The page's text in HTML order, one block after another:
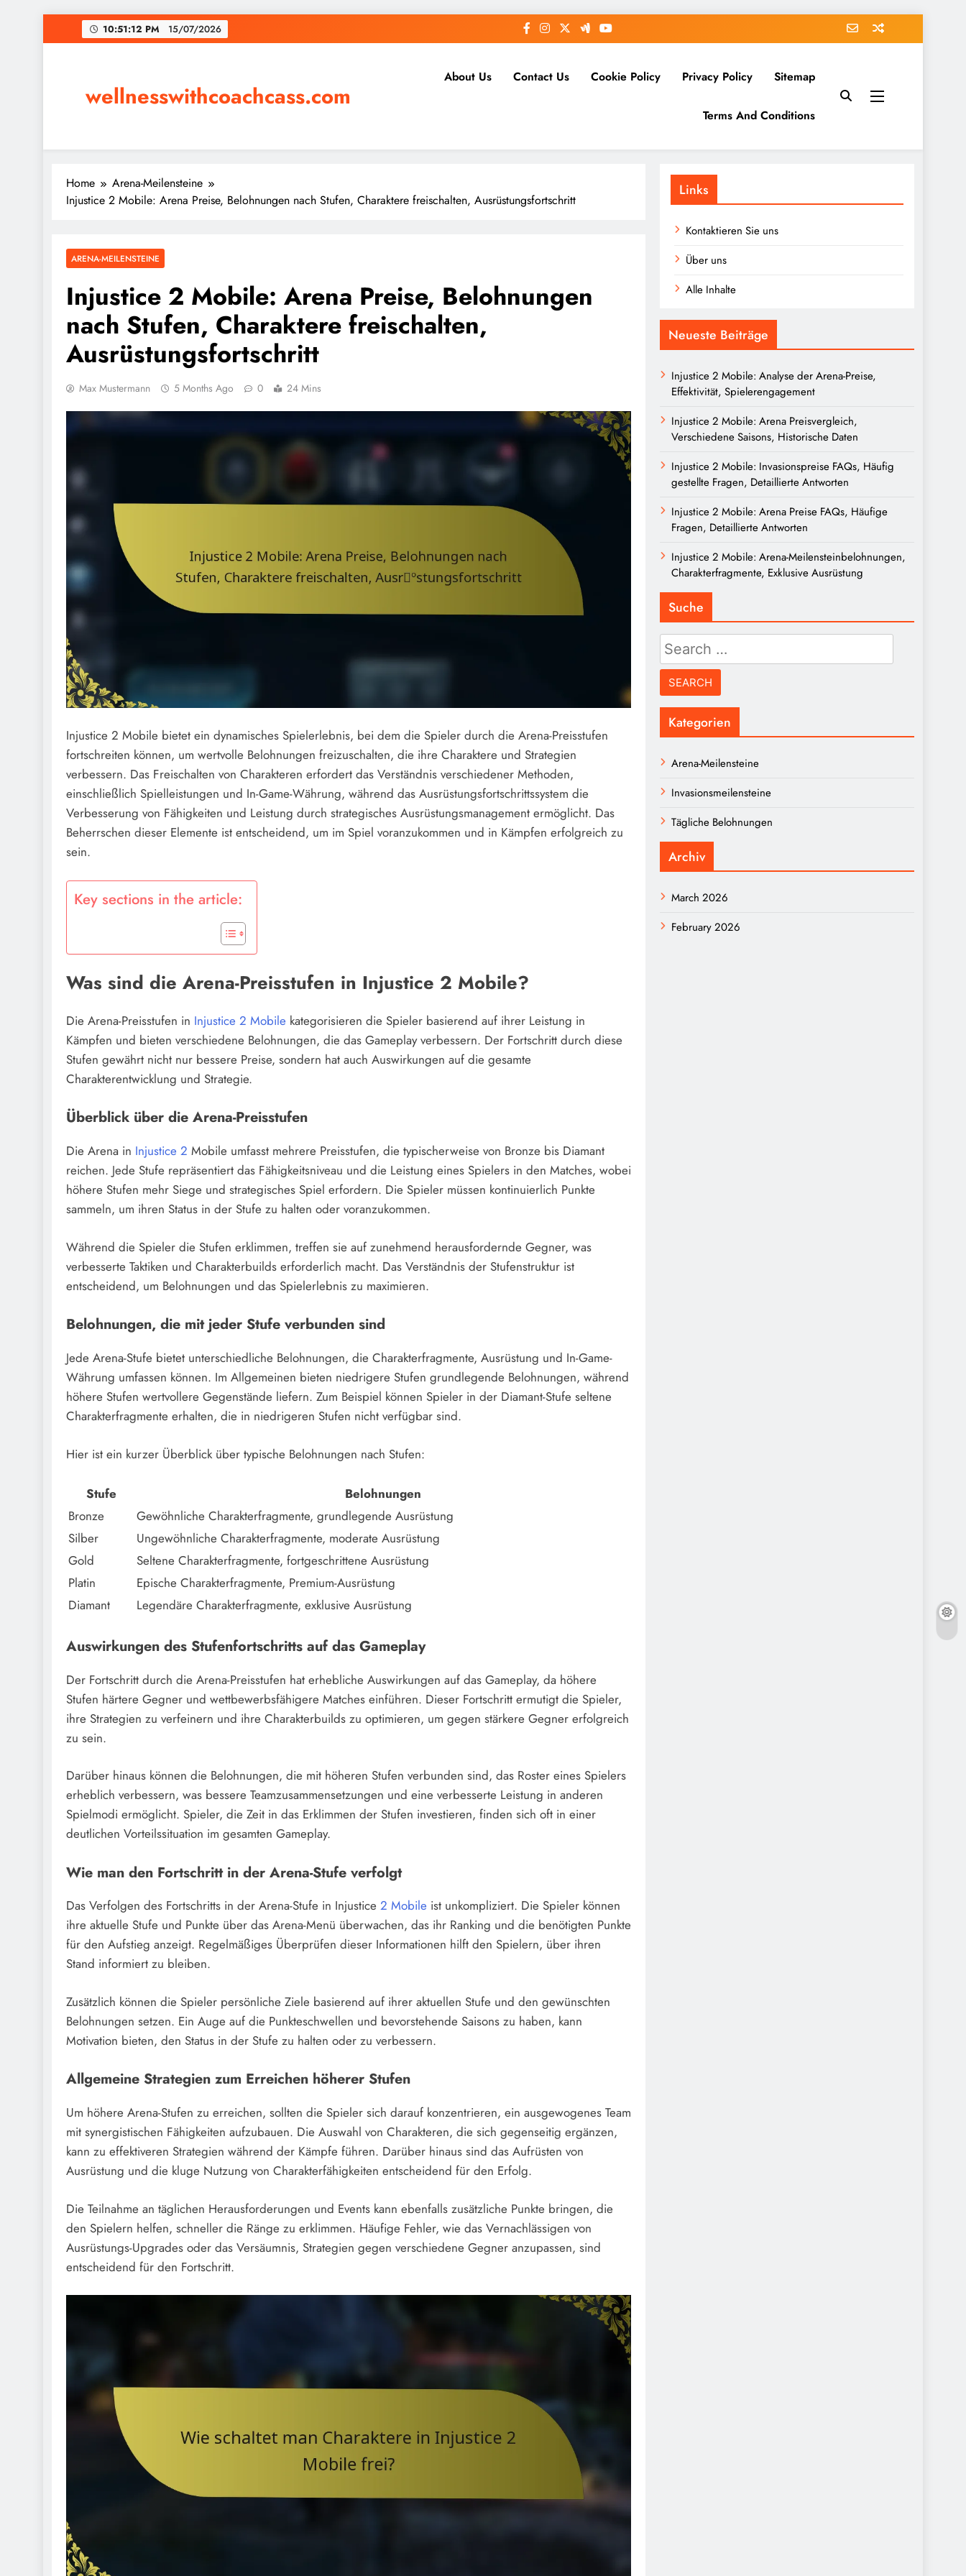
to
10:51:12 PM 15/07/2026
wellnesswithcoachcass.com
About Us Contact Us Cookie Policy Privacy Policy Sitemap
Terms And Conditions
Home
Arena-Meilensteine
Injustice 2 Mobile: Arena Preise, Belohnungen nach Stufen, Charaktere freischalten, Ausrüstungsfortschritt
ARENA-MEILENSTEINE
Injustice 2 Mobile: Arena Preise, Belohnungen
nach Stufen, Charaktere freischalten,
Ausrüstungsfortschritt
Max Mustermann 5 Months Ago 0 24 Mins
Injustice 2 Mobile bietet ein dynamisches Spielerlebnis, bei dem die Spieler durch die Arena-Preisstufen
fortschreiten können, um wertvolle Belohnungen freizuschalten, die ihre Charaktere und Strategien
verbessern. Das Freischalten von Charakteren erfordert das Verständnis verschiedener Methoden,
einschließlich Spielleistungen und In-Game-Währung, während das Ausrüstungsfortschrittssystem die
Verbesserung von Fähigkeiten und Leistung durch strategisches Ausrüstungsmanagement ermöglicht. Das
Beherrschen dieser Elemente ist entscheidend, um im Spiel voranzukommen und in Kämpfen erfolgreich zu
sein.
Key sections in the article:
Was sind die Arena-Preisstufen in Injustice 2 Mobile?
Die Arena-Preisstufen in Injustice 2 Mobile kategorisieren die Spieler basierend auf ihrer Leistung in
Kämpfen und bieten verschiedene Belohnungen, die das Gameplay verbessern. Der Fortschritt durch diese
Stufen gewährt nicht nur bessere Preise, sondern hat auch Auswirkungen auf die gesamte
Charakterentwicklung und Strategie.
Überblick über die Arena-Preisstufen
Die Arena in Injustice 2 Mobile umfasst mehrere Preisstufen, die typischerweise von Bronze bis Diamant
reichen. Jede Stufe repräsentiert das Fähigkeitsniveau und die Leistung eines Spielers in den Matches, wobei
höhere Stufen mehr Siege und strategisches Spiel erfordern. Die Spieler müssen kontinuierlich Punkte
sammeln, um ihren Status in der Stufe zu halten oder voranzukommen.
Während die Spieler die Stufen erklimmen, treffen sie auf zunehmend herausfordernde Gegner, was
verbesserte Taktiken und Charakterbuilds erforderlich macht. Das Verständnis der Stufenstruktur ist
entscheidend, um Belohnungen und das Spielerlebnis zu maximieren.
Belohnungen, die mit jeder Stufe verbunden sind
Jede Arena-Stufe bietet unterschiedliche Belohnungen, die Charakterfragmente, Ausrüstung und In-Game-
Währung umfassen können. Im Allgemeinen bieten niedrigere Stufen grundlegende Belohnungen, während
höhere Stufen wertvollere Gegenstände liefern. Zum Beispiel können Spieler in der Diamant-Stufe seltene
Charakterfragmente erhalten, die in niedrigeren Stufen nicht verfügbar sind.
Hier ist ein kurzer Überblick über typische Belohnungen nach Stufen:
Stufe
Belohnungen
Bronze
Gewöhnliche Charakterfragmente, grundlegende Ausrüstung
Silber
Ungewöhnliche Charakterfragmente, moderate Ausrüstung
Gold
Seltene Charakterfragmente, fortgeschrittene Ausrüstung
Platin
Epische Charakterfragmente, Premium-Ausrüstung
Diamant
Legendäre Charakterfragmente, exklusive Ausrüstung
Auswirkungen des Stufenfortschritts auf das Gameplay
Der Fortschritt durch die Arena-Preisstufen hat erhebliche Auswirkungen auf das Gameplay, da höhere
Stufen härtere Gegner und wettbewerbsfähigere Matches einführen. Dieser Fortschritt ermutigt die Spieler,
ihre Strategien zu verfeinern und ihre Charakterbuilds zu optimieren, um gegen stärkere Gegner erfolgreich
zu sein.
Darüber hinaus können die Belohnungen, die mit höheren Stufen verbunden sind, das Roster eines Spielers
erheblich verbessern, was bessere Teamzusammensetzungen und eine verbesserte Leistung in anderen
Spielmodi ermöglicht. Spieler, die Zeit in das Erklimmen der Stufen investieren, finden sich oft in einer
deutlichen Vorteilssituation im gesamten Gameplay.
Wie man den Fortschritt in der Arena-Stufe verfolgt
Das Verfolgen des Fortschritts in der Arena-Stufe in Injustice 2 Mobile ist unkompliziert. Die Spieler können
ihre aktuelle Stufe und Punkte über das Arena-Menü überwachen, das ihr Ranking und die benötigten Punkte
für den Aufstieg anzeigt. Regelmäßiges Überprüfen dieser Informationen hilft den Spielern, über ihren
Stand informiert zu bleiben.
Zusätzlich können die Spieler persönliche Ziele basierend auf ihrer aktuellen Stufe und den gewünschten
Belohnungen setzen. Ein Auge auf die Punkteschwellen und bevorstehende Saisons zu haben, kann
Motivation bieten, den Status in der Stufe zu halten oder zu verbessern.
Allgemeine Strategien zum Erreichen höherer Stufen
Um höhere Arena-Stufen zu erreichen, sollten die Spieler sich darauf konzentrieren, ein ausgewogenes Team
mit synergistischen Fähigkeiten aufzubauen. Die Auswahl von Charakteren, die sich gegenseitig ergänzen,
kann zu effektiveren Strategien während der Kämpfe führen. Darüber hinaus sind das Aufrüsten von
Ausrüstung und die kluge Nutzung von Charakterfähigkeiten entscheidend für den Erfolg.
Die Teilnahme an täglichen Herausforderungen und Events kann ebenfalls zusätzliche Punkte bringen, die
den Spielern helfen, schneller die Ränge zu erklimmen. Häufige Fehler, wie das Vernachlässigen von
Ausrüstungs-Upgrades oder das Versäumnis, Strategien gegen verschiedene Gegner anzupassen, sind
entscheidend für den Fortschritt.
Links
Kontaktieren Sie uns
Über uns
Alle Inhalte
Neueste Beiträge
Injustice 2 Mobile: Analyse der Arena-Preise,
Effektivität, Spielerengagement
Injustice 2 Mobile: Arena Preisvergleich,
Verschiedene Saisons, Historische Daten
Injustice 2 Mobile: Invasionspreise FAQs, Häufig
gestellte Fragen, Detaillierte Antworten
Injustice 2 Mobile: Arena Preise FAQs, Häufige
Fragen, Detaillierte Antworten
Injustice 2 Mobile: Arena-Meilensteinbelohnungen,
Charakterfragmente, Exklusive Ausrüstung
Suche
Search
for:
Kategorien
Arena-Meilensteine
Invasionsmeilensteine
Tägliche Belohnungen
Archiv
March 2026
February 2026